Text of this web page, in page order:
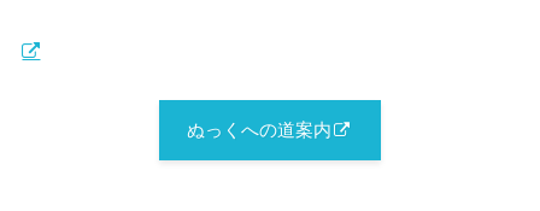
ぬっくへの道案内